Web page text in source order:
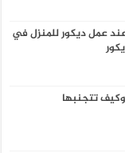
عمل ديكور للمنزل في
تتجنبها